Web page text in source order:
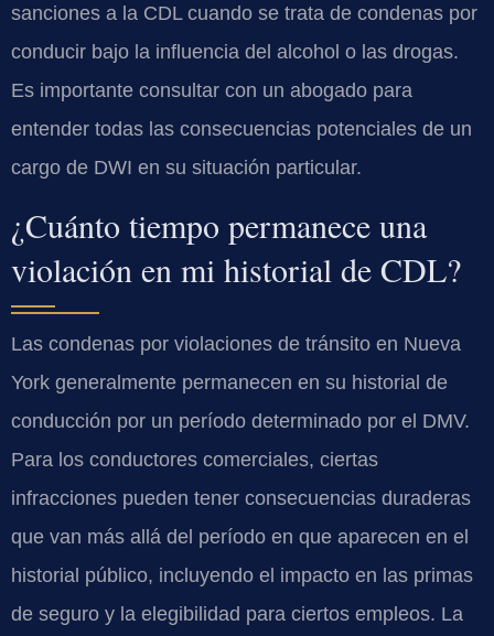
sanciones a la CDL cuando se trata de condenas por
conducir bajo la influencia del alcohol o las drogas.
Es importante consultar con un abogado para
entender todas las consecuencias potenciales de un
cargo de DWI en su situación particular.
¿Cuánto tiempo permanece una
violación en mi historial de CDL?
Las condenas por violaciones de tránsito en Nueva
York generalmente permanecen en su historial de
conducción por un período determinado por el DMV.
Para los conductores comerciales, ciertas
infracciones pueden tener consecuencias duraderas
que van más allá del período en que aparecen en el
historial público, incluyendo el impacto en las primas
de seguro y la elegibilidad para ciertos empleos. La